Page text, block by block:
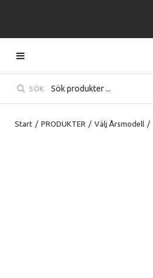
SÖK
Start / PRODUKTER / Välj Årsmodell /